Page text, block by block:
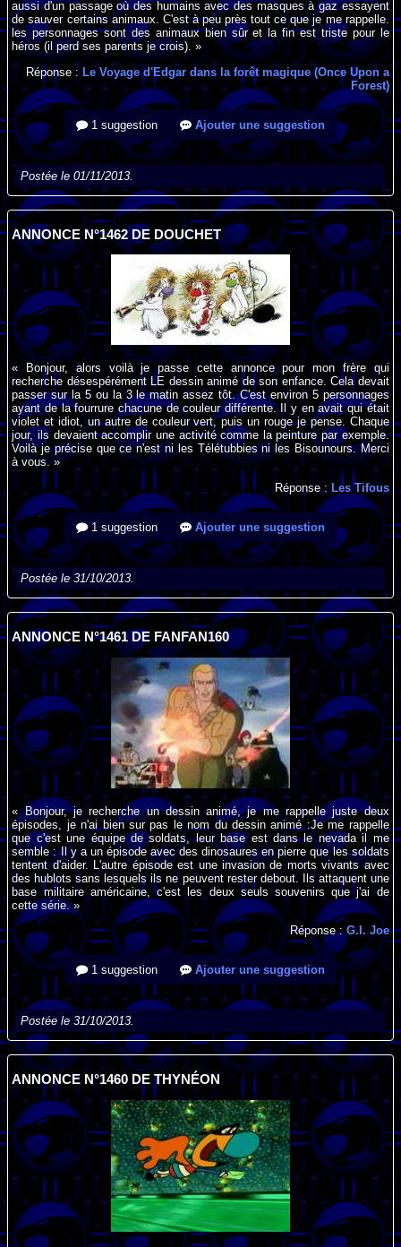
aussi d'un passage où des humains avec des masques à gaz essayent
de sauver certains animaux. C'est à peu près tout ce que je me rappelle.
les personnages sont des animaux bien sûr et la fin est triste pour le
héros (il perd ses parents je crois). »
Réponse : Le Voyage d'Edgar dans la forêt magique (Once Upon a
Forest)
1 suggestion Ajouter une suggestion
Postée le 01/11/2013.
ANNONCE N°1462 DE DOUCHET
« Bonjour, alors voilà je passe cette annonce pour mon frère qui
recherche désespérément LE dessin animé de son enfance. Cela devait
passer sur la 5 ou la 3 le matin assez tôt. C'est environ 5 personnages
ayant de la fourrure chacune de couleur différente. Il y en avait qui était
violet et idiot, un autre de couleur vert, puis un rouge je pense. Chaque
jour, ils devaient accomplir une activité comme la peinture par exemple.
Voilà je précise que ce n'est ni les Télétubbies ni les Bisounours. Merci
à vous. »
Réponse : Les Tifous
1 suggestion Ajouter une suggestion
Postée le 31/10/2013.
ANNONCE N°1461 DE FANFAN160
« Bonjour, je recherche un dessin animé, je me rappelle juste deux
épisodes, je n'ai bien sur pas le nom du dessin animé :Je me rappelle
que c'est une équipe de soldats, leur base est dans le nevada il me
semble : Il y a un épisode avec des dinosaures en pierre que les soldats
tentent d'aider. L'autre épisode est une invasion de morts vivants avec
des hublots sans lesquels ils ne peuvent rester debout. Ils attaquent une
base militaire américaine, c'est les deux seuls souvenirs que j'ai de
cette série. »
Réponse :G.I. Joe
1 suggestion Ajouter une suggestion
Postée le 31/10/2013.
ANNONCE N°1460 DE THYNÉON